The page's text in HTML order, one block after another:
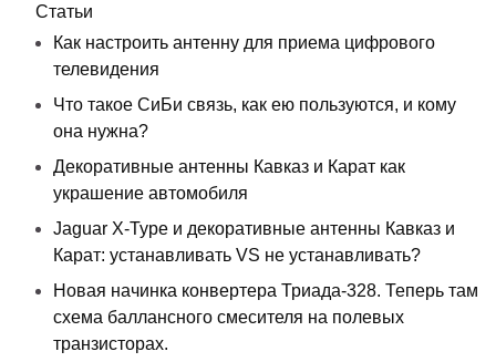
Статьи
Как настроить антенну для приема цифрового
телевидения
Что такое СиБи связь, как ею пользуются, и кому
она нужна?
Декоративные антенны Кавказ и Карат как
украшение автомобиля
Jaguar X-Type и декоративные антенны Кавказ и
Карат: устанавливать VS не устанавливать?
Новая начинка конвертера Триада-328. Теперь там
схема баллансного смесителя на полевых
транзисторах.